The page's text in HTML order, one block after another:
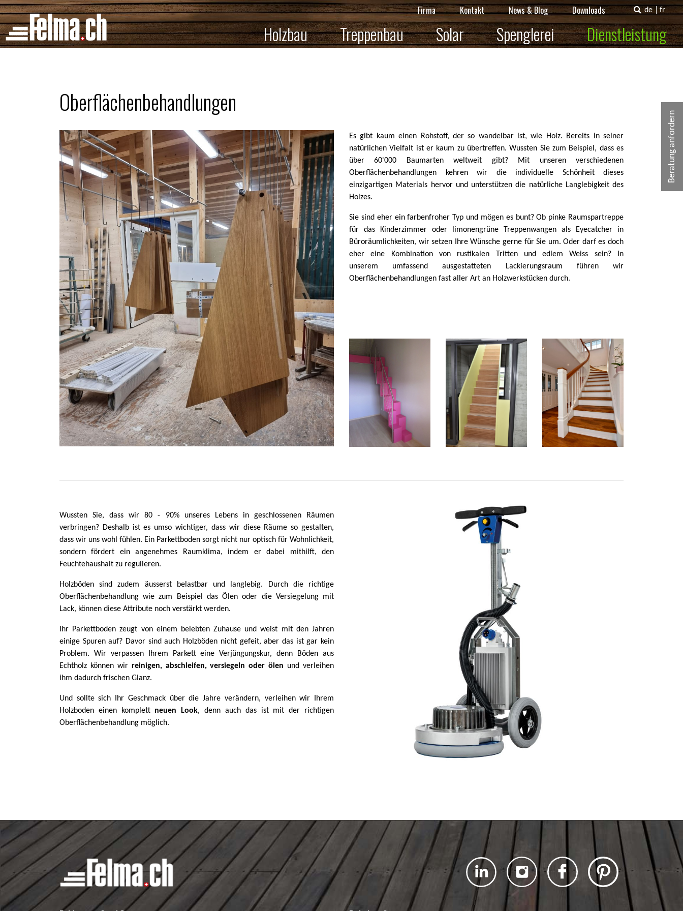
Firma Kontakt News & Blog Downloads de | fr
Holzbau Treppenbau Solar Spenglerei Dienstleistung
Oberflächenbehandlungen
Es gibt kaum einen Rohstoff, der so wandelbar ist, wie Holz. Bereits in seiner
natürlichen Vielfalt ist er kaum zu übertreffen. Wussten Sie zum Beispiel, dass es
über 60'000 Baumarten weltweit gibt? Mit unseren verschiedenen
Oberflächenbehandlungen kehren wir die individuelle Schönheit dieses
einzigartigen Materials hervor und unterstützen die natürliche Langlebigkeit des
Holzes.
Sie sind eher ein farbenfroher Typ und mögen es bunt? Ob pinke Raumspartreppe
für das Kinderzimmer oder limonengrüne Treppenwangen als Eyecatcher in
Büroräumlichkeiten, wir setzen Ihre Wünsche gerne für Sie um. Oder darf es doch
eher eine Kombination von rustikalen Tritten und edlem Weiss sein? In
unserem umfassend ausgestatteten Lackierungsraum führen wir
Oberflächenbehandlungen fast aller Art an Holzwerkstücken durch.
Wussten Sie, dass wir 80 - 90% unseres Lebens in geschlossenen Räumen
verbringen? Deshalb ist es umso wichtiger, dass wir diese Räume so gestalten,
dass wir uns wohl fühlen. Ein Parkettboden sorgt nicht nur optisch für Wohnlichkeit,
sondern fördert ein angenehmes Raumklima, indem er dabei mithilft, den
Feuchtehaushalt zu regulieren.
Holzböden sind zudem äusserst belastbar und langlebig. Durch die richtige
Oberflächenbehandlung wie zum Beispiel das Ölen oder die Versiegelung mit
Lack, können diese Attribute noch verstärkt werden.
Ihr Parkettboden zeugt von einem belebten Zuhause und weist mit den Jahren
einige Spuren auf? Davor sind auch Holzböden nicht gefeit, aber das ist gar kein
Problem. Wir verpassen Ihrem Parkett eine Verjüngungskur, denn Böden aus
Echtholz können wir reinigen, abschleifen, versiegeln oder ölen und verleihen
ihm dadurch frischen Glanz.
Und sollte sich Ihr Geschmack über die Jahre verändern, verleihen wir Ihrem
Holzboden einen komplett neuen Look, denn auch das ist mit der richtigen
Oberflächenbehandlung möglich.
Beratung anfordern
Cookie-Einstellungen